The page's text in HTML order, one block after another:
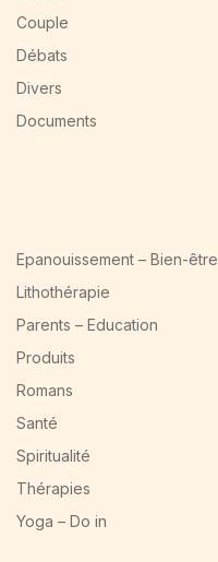
Couple
Débats
Divers
Documents
Epanouissement – Bien-être
Lithothérapie
Parents – Education
Produits
Romans
Santé
Spiritualité
Thérapies
Yoga – Do in